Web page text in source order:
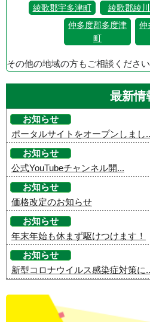
綾歌郡宇多津町
綾歌郡綾
仲多度郡多度津
町
仲
その他の地域の方もご相談ください
最新情
お知らせ
ポータルサイトをオープンしまし
お知らせ
公式YouTubeチャンネル開...
お知らせ
価格改定のお知らせ
お知らせ
年末年始も休まず駆けつけます！
お知らせ
新型コロナウイルス感染症対策に